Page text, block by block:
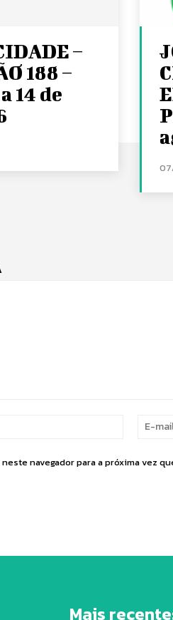
–
188 –
14 de
Nome:*
navegador para a próxima vez
Mais